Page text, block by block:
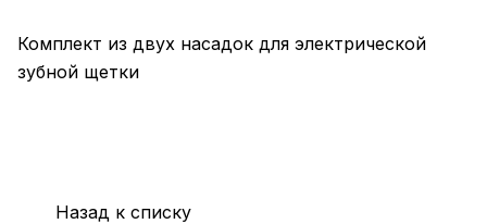
Комплект из двух насадок для электрической
зубной щетки
Назад к списку